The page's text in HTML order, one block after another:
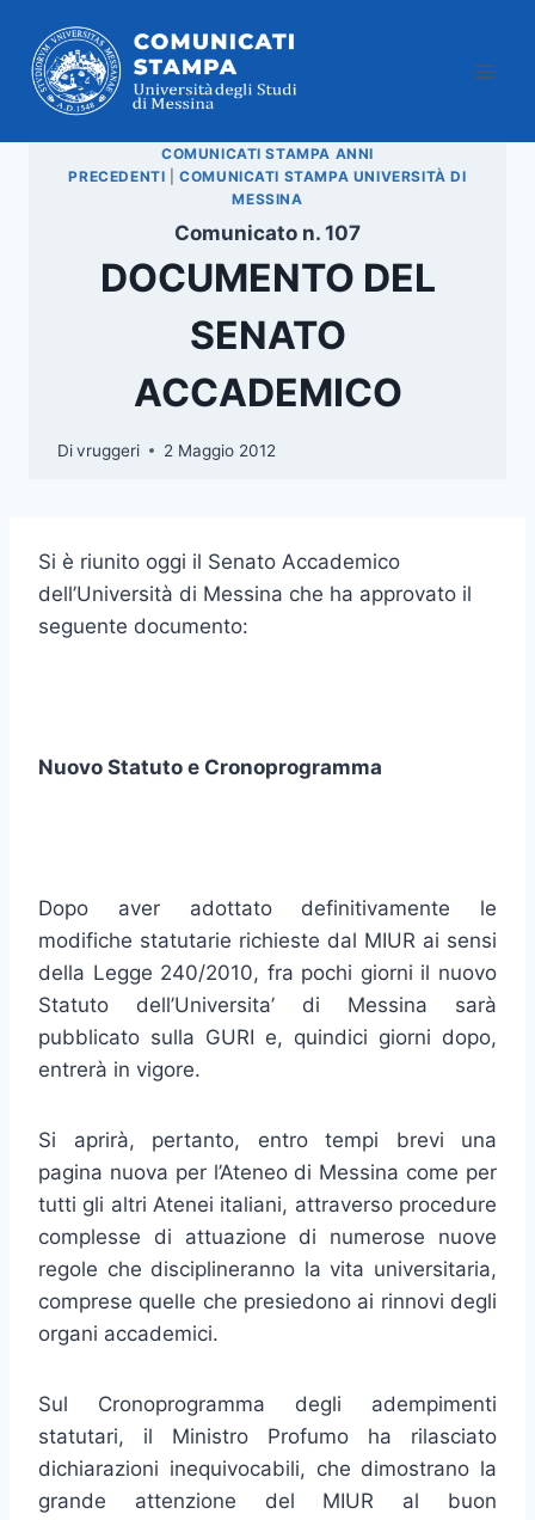
contenuto
COMUNICATI STAMPA ANNI
PRECEDENTI |COMUNICATI STAMPA UNIVERSITÀ DI
MESSINA
Comunicato n. 107
DOCUMENTO DEL
SENATO
ACCADEMICO
Divruggeri 2 Maggio 2012
Si è riunito oggi il Senato Accademico
dell’Università di Messina che ha approvato il
seguente documento:
Nuovo Statuto e Cronoprogramma
Dopo aver adottato definitivamente le
modifiche statutarie richieste dal MIUR ai sensi
della Legge 240/2010, fra pochi giorni il nuovo
Statuto dell’Universita’ di Messina sarà
pubblicato sulla GURI e, quindici giorni dopo,
entrerà in vigore.
Si aprirà, pertanto, entro tempi brevi una
pagina nuova per l’Ateneo di Messina come per
tutti gli altri Atenei italiani, attraverso procedure
complesse di attuazione di numerose nuove
regole che disciplineranno la vita universitaria,
comprese quelle che presiedono ai rinnovi degli
organi accademici.
Sul Cronoprogramma degli adempimenti
statutari, il Ministro Profumo ha rilasciato
dichiarazioni inequivocabili, che dimostrano la
grande attenzione del MIUR al buon